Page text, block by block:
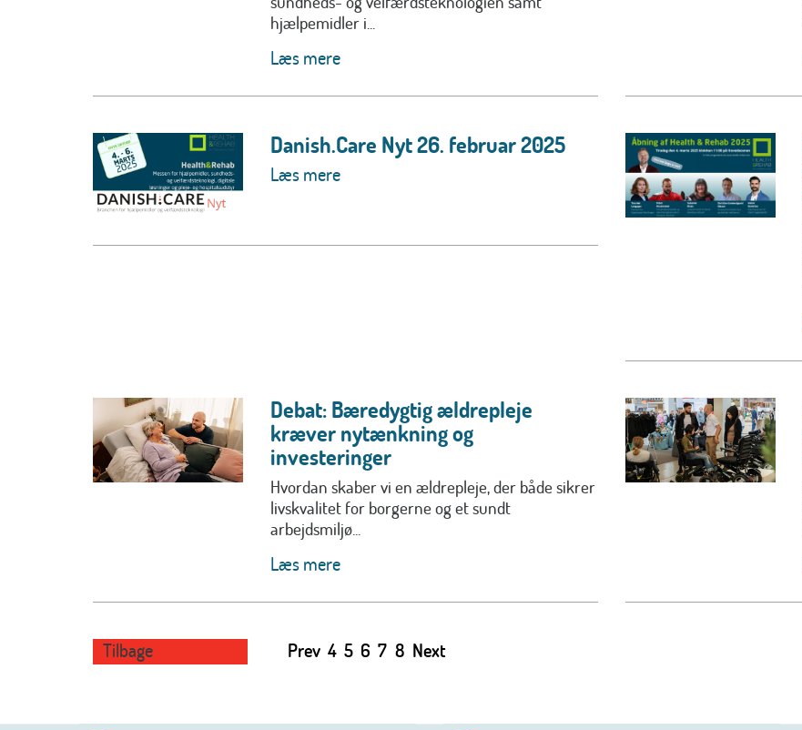
hjælpemidler i...
Læs mere
Danish.Care Nyt 26. februar 2025
Læs mere
Debat: Bæredygtig ældrepleje
kræver nytænkning og
investeringer
Hvordan skaber vi en ældrepleje, der både sikrer
livskvalitet for borgerne og et sundt
arbejdsmiljø...
Læs mere
Tilbage Prev 4 5 6 7 8 Next